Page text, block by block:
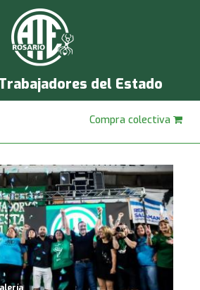
del Estado
Compra colectiva